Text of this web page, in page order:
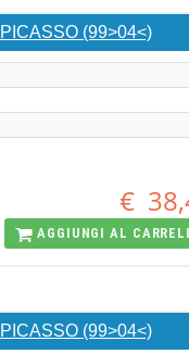
(99>04<)
€
AGGIUNGI AL
(99>04<)